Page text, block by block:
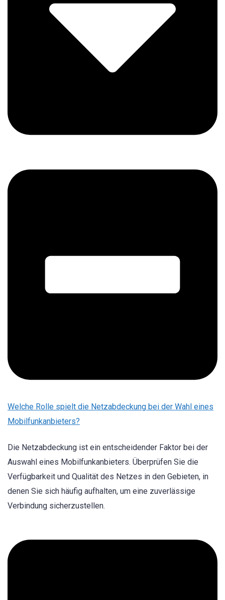
Welche Rolle spielt die Netzabdeckung bei der Wahl eines
Mobilfunkanbieters?
Die Netzabdeckung ist ein entscheidender Faktor bei der
Auswahl eines Mobilfunkanbieters. Überprüfen Sie die
Verfügbarkeit und Qualität des Netzes in den Gebieten, in
denen Sie sich häufig aufhalten, um eine zuverlässige
Verbindung sicherzustellen.